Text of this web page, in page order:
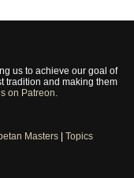
us to achieve our goal of
tradition and making them
on Patreon.
Masters| Topics